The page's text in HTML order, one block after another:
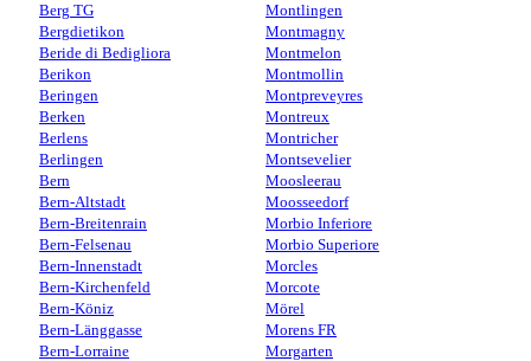
Berg TG
Bergdietikon
Beride di Bedigliora
Berikon
Beringen
Berken
Berlens
Berlingen
Bern
Bern-Altstadt
Bern-Breitenrain
Bern-Felsenau
Bern-Innenstadt
Bern-Kirchenfeld
Bern-Köniz
Bern-Länggasse
Bern-Lorraine
Montlingen
Montmagny
Montmelon
Montmollin
Montpreveyres
Montreux
Montricher
Montsevelier
Moosleerau
Moosseedorf
Morbio Inferiore
Morbio Superiore
Morcles
Morcote
Mörel
Morens FR
Morgarten